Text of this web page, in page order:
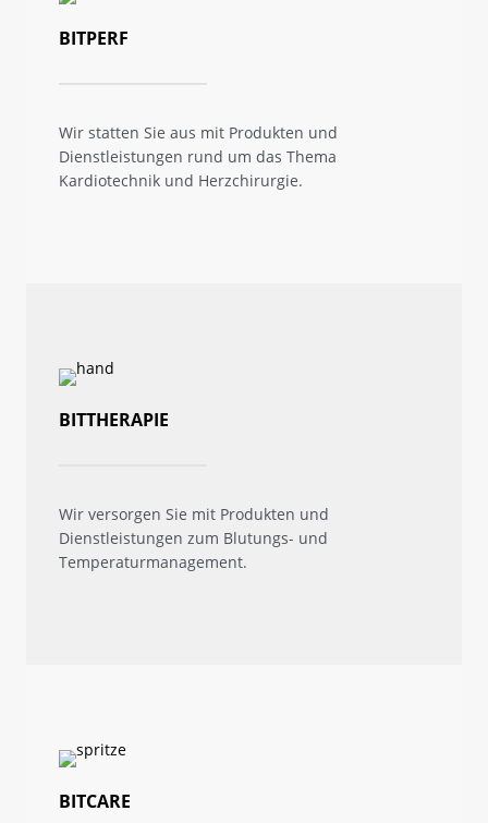
BITPERF
Wir statten Sie aus mit Produkten und
Dienstleistungen rund um das Thema
Kardiotechnik und Herzchirurgie.
BITTHERAPIE
Wir versorgen Sie mit Produkten und
Dienstleistungen zum Blutungs- und
Temperaturmanagement.
BITCARE